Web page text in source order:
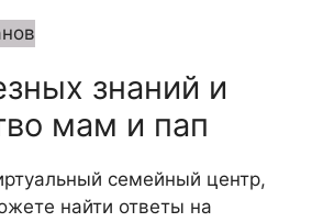
знаний и
мам и пап
семейный центр,
найти ответы на